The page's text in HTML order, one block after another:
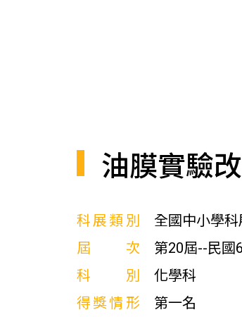
油膜實驗
科展類別
全國中小學科
屆次
第20屆--民國
科別
化學科
得獎情形
第一名